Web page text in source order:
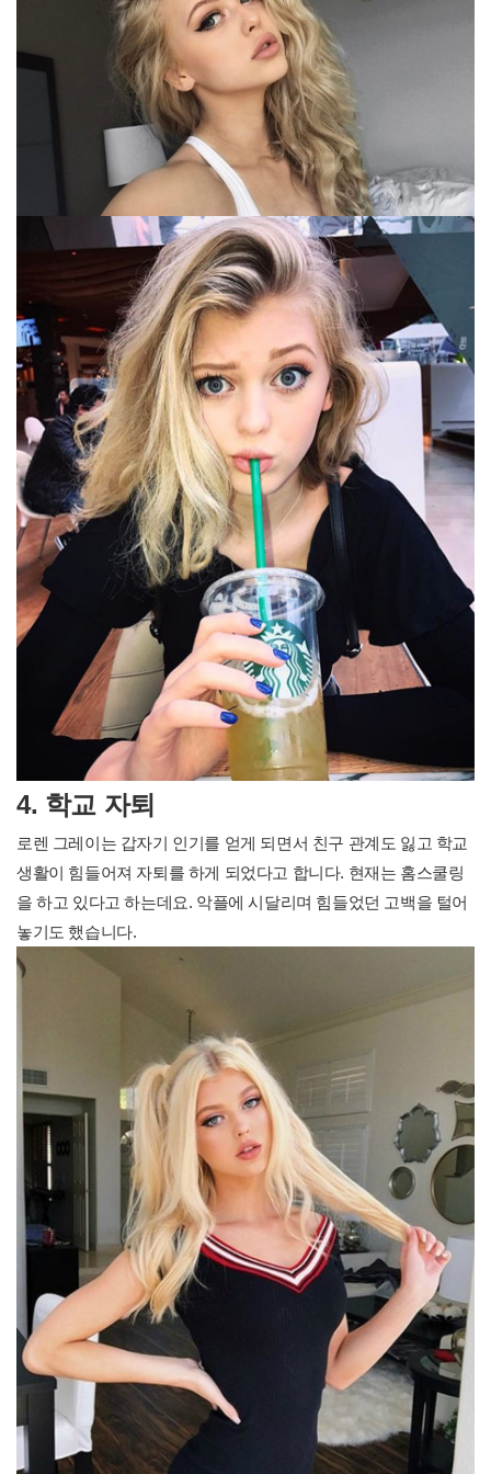
4. 학교 자퇴
로렌 그레이는 갑자기 인기를 얻게 되면서 친구 관계도 잃고 학교
생활이 힘들어져 자퇴를 하게 되었다고 합니다. 현재는 홈스쿨링
을 하고 있다고 하는데요. 악플에 시달리며 힘들었던 고백을 털어
놓기도 했습니다.